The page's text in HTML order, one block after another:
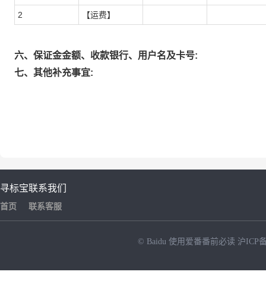
2 【运费】
六、保证金金额、收款银行、用户名及卡号:
七、其他补充事宜:
寻标宝
首页
联系我们
联系客服
© Baidu 使用爱番番前必读 沪ICP